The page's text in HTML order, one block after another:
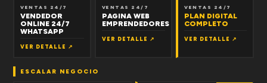
VENTAS 24/7
VENDEDOR
ONLINE 24/7
WHATSAPP
VER DETALLE ↗
VENTAS 24/7
PAGINA WEB
EMPRENDEDORES
VER DETALLE ↗
VENTAS 24/7
PLAN DIGITAL
COMPLETO
VER DETALLE ↗
ESCALAR NEGOCIO